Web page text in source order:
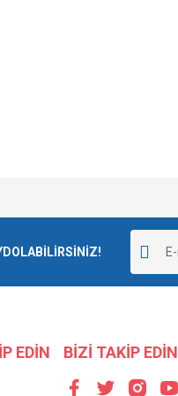
EDİN BİZİ TAKİP EDİN